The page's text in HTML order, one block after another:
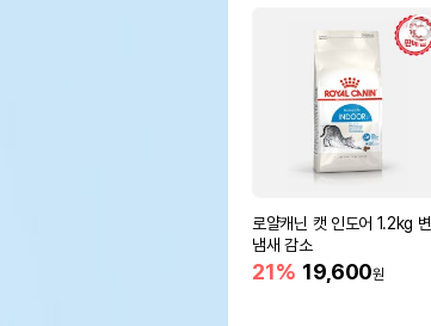
로얄캐닌 캣 인도어 1.2kg 변
냄새 감소
21% 19,600원